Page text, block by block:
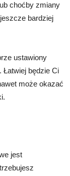
choćby zmiany
bardziej
ustawiony
Łatwiej będzie Ci
może okazać
jest